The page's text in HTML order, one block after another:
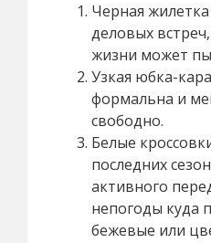
Черная
деловых
жизни может
Узкая юбка-
формальна и
свободно.
Белые
последних
активного
непогоды куда
бежевые или